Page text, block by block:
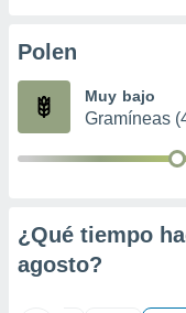
e
mediante
de
Polen
Muy bajo
Gramíneas
¿Qué tiempo
agosto?